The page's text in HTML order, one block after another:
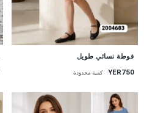
جديد
فوطة نسائي طويل
YER750 كمية محدودة